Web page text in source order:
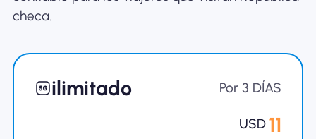
Por qué la eSIM Nomad
Usando una eSIM
checa.
ilimitado Por 3 DÍAS
USD 11